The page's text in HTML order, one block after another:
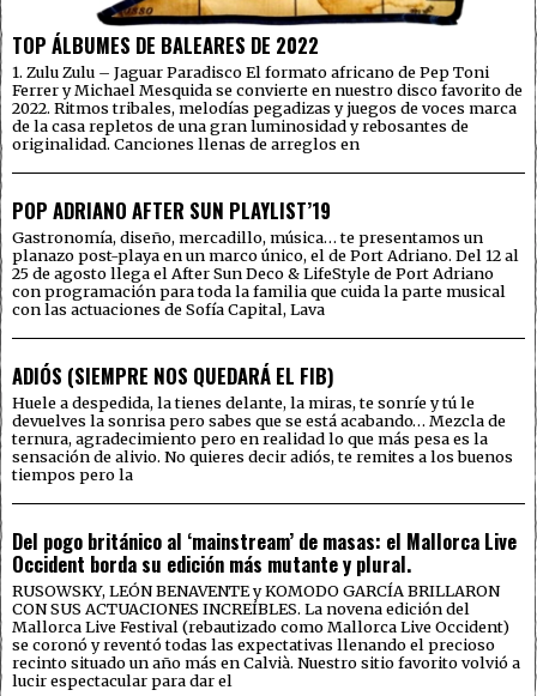
TOP ÁLBUMES DE BALEARES DE 2022
1. Zulu Zulu – Jaguar Paradisco El formato africano de Pep Toni
Ferrer y Michael Mesquida se convierte en nuestro disco favorito de
2022. Ritmos tribales, melodías pegadizas y juegos de voces marca
de la casa repletos de una gran luminosidad y rebosantes de
originalidad. Canciones llenas de arreglos en
POP ADRIANO AFTER SUN PLAYLIST’19
Gastronomía, diseño, mercadillo, música… te presentamos un
planazo post-playa en un marco único, el de Port Adriano. Del 12 al
25 de agosto llega el After Sun Deco & LifeStyle de Port Adriano
con programación para toda la familia que cuida la parte musical
con las actuaciones de Sofía Capital, Lava
ADIÓS (SIEMPRE NOS QUEDARÁ EL FIB)
Huele a despedida, la tienes delante, la miras, te sonríe y tú le
devuelves la sonrisa pero sabes que se está acabando… Mezcla de
ternura, agradecimiento pero en realidad lo que más pesa es la
sensación de alivio. No quieres decir adiós, te remites a los buenos
tiempos pero la
Del pogo británico al ‘mainstream’ de masas: el Mallorca Live
Occident borda su edición más mutante y plural.
RUSOWSKY, LEÓN BENAVENTE y KOMODO GARCÍA BRILLARON
CON SUS ACTUACIONES INCREÍBLES. La novena edición del
Mallorca Live Festival (rebautizado como Mallorca Live Occident)
se coronó y reventó todas las expectativas llenando el precioso
recinto situado un año más en Calvià. Nuestro sitio favorito volvió a
lucir espectacular para dar el